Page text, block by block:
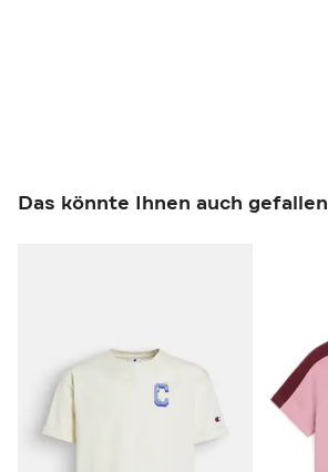
Das könnte Ihnen auch gefallen